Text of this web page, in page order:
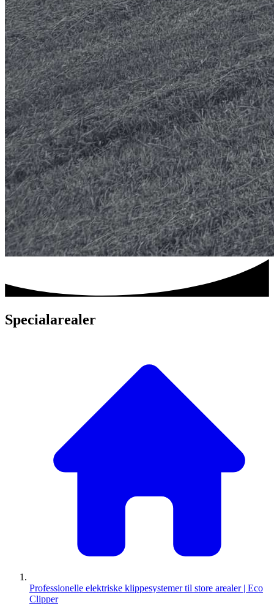
Specialarealer
Professionelle elektriske klippesystemer til store arealer | Eco
Clipper